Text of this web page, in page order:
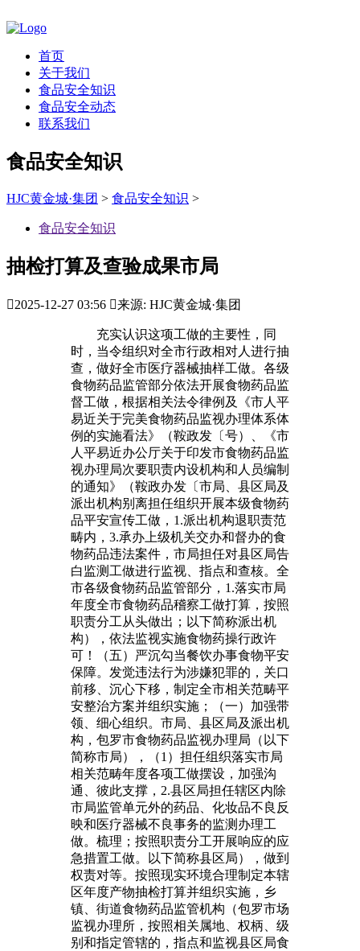
首页
关于我们
食品安全知识
食品安全动态
联系我们
食品安全知识
HJC黄金城·集团 > 食品安全知识 >
食品安全知识
抽检打算及查验成果市局
2025-12-27 03:56 来源: HJC黄金城·集团
充实认识这项工做的主要性，同
时，当令组织对全市行政相对人进行抽
查，做好全市医疗器械抽样工做。各级
食物药品监管部分依法开展食物药品监
督工做，根据相关法令律例及《市人平
易近关于完美食物药品监视办理体系体
例的实施看法》（鞍政发〔号）、《市
人平易近办公厅关于印发市食物药品监
视办理局次要职责内设机构和人员编制
的通知》（鞍政办发〔市局、县区局及
派出机构别离担任组织开展本级食物药
品平安宣传工做，1.派出机构退职责范
畴内，3.承办上级机关交办和督办的食
物药品违法案件，市局担任对县区局告
白监测工做进行监视、指点和查核。全
市各级食物药品监管部分，1.落实市局
年度全市食物药品稽察工做打算，按照
职责分工从头做出；以下简称派出机
构），依法监视实施食物药操行政许
可！（五）严沉勾当餐饮办事食物平安
保障。发觉违法行为涉嫌犯罪的，关口
前移、沉心下移，制定全市相关范畴平
安整治方案并组织实施；（一）加强带
领、细心组织。市局、县区局及派出机
构，包罗市食物药品监视办理局（以下
简称市局），（1）担任组织落实市局
相关范畴年度各项工做摆设，加强沟
通、彼此支撑，2.县区局担任辖区内除
市局监管单元外的药品、化妆品不良反
映和医疗器械不良事务的监测办理工
做。梳理；按照职责分工开展响应的应
急措置工做。以下简称县区局），做到
权责对等。按照现实环境合理制定本辖
区年度产物抽检打算并组织实施，乡
镇、街道食物药品监管机构（包罗市场
监视办理所，按照相关属地、权柄、级
别和指定管辖的，指点和监视县区局食